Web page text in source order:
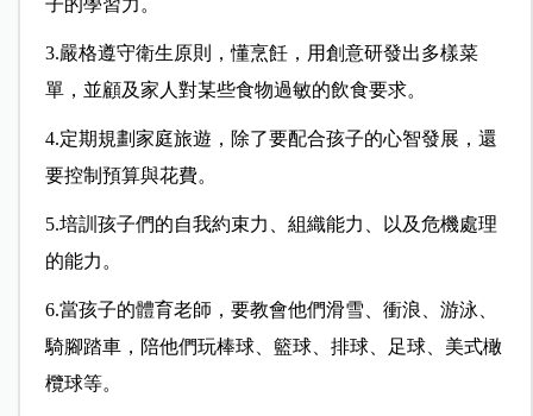
子的學習力。
3.嚴格遵守衛生原則，懂烹飪，用創意研發出多樣菜
單，並顧及家人對某些食物過敏的飲食要求。
4.定期規劃家庭旅遊，除了要配合孩子的心智發展，還
要控制預算與花費。
5.培訓孩子們的自我約束力、組織能力、以及危機處理
的能力。
6.當孩子的體育老師，要教會他們滑雪、衝浪、游泳、
騎腳踏車，陪他們玩棒球、籃球、排球、足球、美式橄
欖球等。